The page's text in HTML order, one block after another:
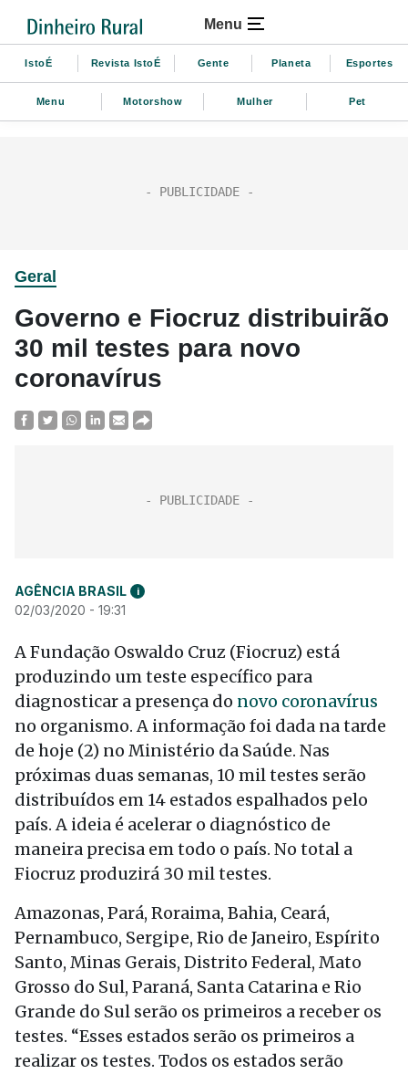
Menu
IstoÉ Revista IstoÉ Gente Planeta Esportes
Menu Motorshow Mulher Pet
Geral
Governo e Fiocruz distribuirão
30 mil testes para novo
coronavírus
AGÊNCIA BRASIL i
02/03/2020 - 19:31
A Fundação Oswaldo Cruz (Fiocruz) está
produzindo um teste específico para
diagnosticar a presença do novo coronavírus
no organismo. A informação foi dada na tarde
de hoje (2) no Ministério da Saúde. Nas
próximas duas semanas, 10 mil testes serão
distribuídos em 14 estados espalhados pelo
país. A ideia é acelerar o diagnóstico de
maneira precisa em todo o país. No total a
Fiocruz produzirá 30 mil testes.
Amazonas, Pará, Roraima, Bahia, Ceará,
Pernambuco, Sergipe, Rio de Janeiro, Espírito
Santo, Minas Gerais, Distrito Federal, Mato
Grosso do Sul, Paraná, Santa Catarina e Rio
Grande do Sul serão os primeiros a receber os
testes. “Esses estados serão os primeiros a
realizar os testes. Todos os estados serão